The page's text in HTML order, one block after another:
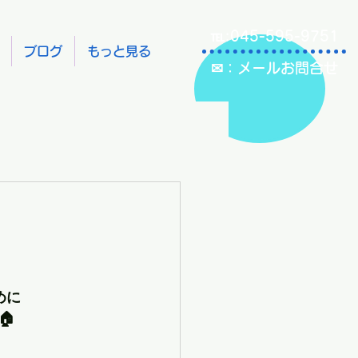
ブログ もっと見る
℡:045-595-9751
✉：メールお問合せ
に